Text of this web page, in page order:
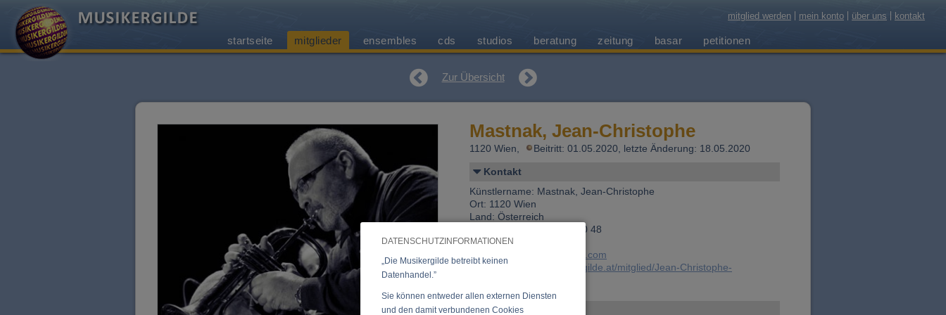
DATENSCHUTZINFORMATIONEN
„Die Musikergilde betreibt keinen
Datenhandel.”
Sie können entweder allen externen Diensten
und den damit verbundenen Cookies
mitglied werden mein konto über uns kontakt
startseite mitglieder ensembles cds studios beratung zeitung basar petitionen
Zur Übersicht
Mastnak, Jean-Christophe
1120 Wien, Beitritt: 01.05.2020, letzte Änderung: 18.05.2020
Kontakt
Künstlername: Mastnak, Jean-Christophe
Ort: 1120 Wien
Land: Österreich
Telefon 1: +43 (0)1 812 00 48
Fax: +43 (0)1 812 00 48
jc.mastnak@gmail.com
Link:https://www.musikergilde.at/mitglied/Jean-Christophe-
Personen-Details